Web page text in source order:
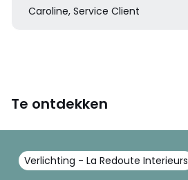
Caroline, Service Client
Te ontdekken
Verlichting - La Redoute Interieurs